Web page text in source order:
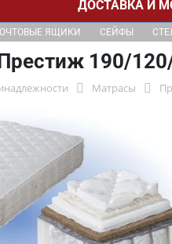
ДОСТАВКА И
ЯЩИКИ СЕЙФЫ
190/
Матрасы